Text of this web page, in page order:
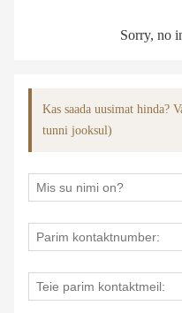
Sorry, no
Kas saada uusimat hinda?
tunni jooksul)